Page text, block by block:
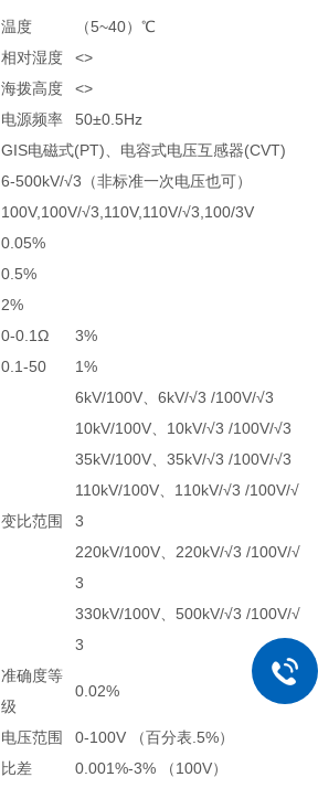
温度
（5~40）℃
相对湿度
<>
海拨高度
<>
电源频率
50±0.5Hz
GIS电磁式(PT)、电容式电压互感器(CVT)
6-500kV/√3（非标准一次电压也可）
100V,100V/√3,110V,110V/√3,100/3V
0.05%
0.5%
2%
0-0.1Ω
3%
0.1-50
1%
变比范围
6kV/100V、6kV/√3 /100V/√3
10kV/100V、10kV/√3 /100V/√3
35kV/100V、35kV/√3 /100V/√3
110kV/100V、110kV/√3 /100V/√
3
220kV/100V、220kV/√3 /100V/√
3
330kV/100V、500kV/√3 /100V/√
3
准确度等
级
0.02%
电压范围
0-100V （百分表.5%）
比差
0.001%-3% （100V）